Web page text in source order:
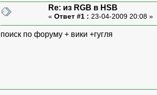
Re: из RGB в HSB
« Ответ #1 : 23-04-2009 20:08 »
поиск по форуму + вики +гугля